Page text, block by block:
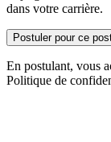
dans votre carrière.
Postuler pour ce
En postulant, vous
Politique de